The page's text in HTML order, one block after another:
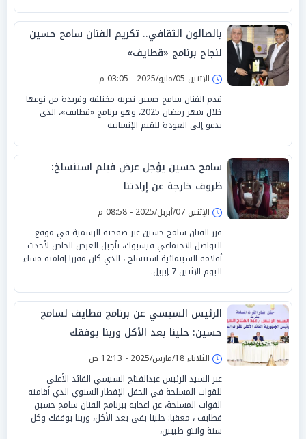
بالصالون الثقافي.. تكريم الفنان سامح حسين
لنجاح برنامج «قطايف»
الإثنين 05/مايو/2025 - 03:05 م
قدم الفنان سامح حسين تجربة مختلفة وفريدة من نوعها
خلال شهر رمضان 2025، وهو برنامج «قطايف»، الذي
يدعو إلى العودة للقيم الإنسانية
سامح حسين يؤجل عرض فيلم استنساخ:
ظروف خارجة عن إرادتنا
الإثنين 07/أبريل/2025 - 08:58 م
قرر الفنان سامح حسين عبر صفحته الرسمية في موقع
التواصل الاجتماعي فيسبوك، تأجيل العرض الخاص لأحدث
أفلامه السينمائية استنساخ ، الذي كان مقررا إقامته مساء
اليوم الإثنين 7 إبريل.
الرئيس السيسي عن برنامج قطايف لسامح
حسين: حلينا بعد الأكل وربنا يوفقك
الثلاثاء 18/مارس/2025 - 12:13 ص
عبر السيد الرئيس عبدالفتاح السيسي القائد الأعلى
للقوات المسلحة في الحفل الإفطار السنوي الذي أقامته
القوات المسلحة، عن اعجابه ببرنامج الفنان سامح حسين
قطايف ، معقبا: حلينا بقى بعد الأكل، وربنا يوفقك وكل
سنة وانتو طيبين،